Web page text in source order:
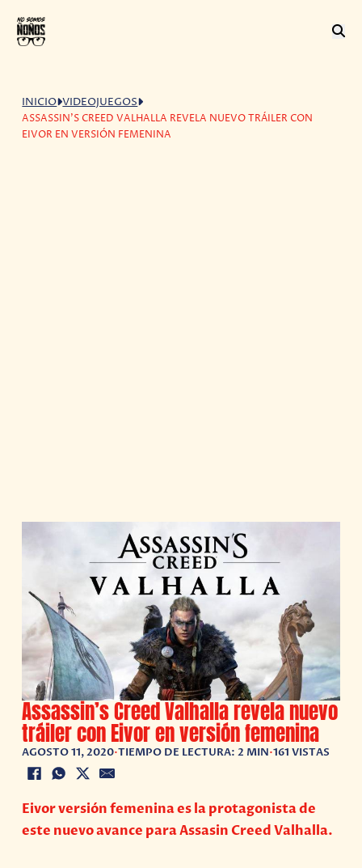
INICIO VIDEOJUEGOS
ASSASSIN'S CREED VALHALLA REVELA NUEVO TRÁILER CON
EIVOR EN VERSIÓN FEMENINA
Assassin’s Creed Valhalla revela nuevo
tráiler con Eivor en versión femenina
AGOSTO 11, 2020•TIEMPO DE LECTURA: 2 MIN•161 VISTAS
Eivor versión femenina es la protagonista de
este nuevo avance para Assasin Creed Valhalla.